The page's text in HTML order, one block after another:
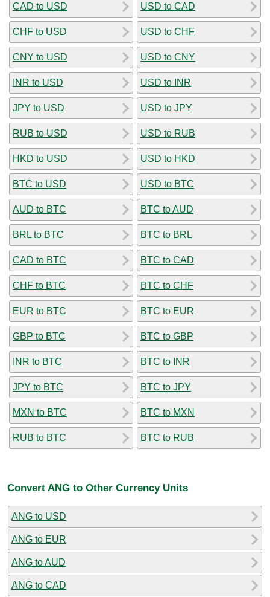
CAD to USD
CHF to USD
CNY to USD
INR to USD
JPY to USD
RUB to USD
HKD to USD
BTC to USD
AUD to BTC
BRL to BTC
CAD to BTC
CHF to BTC
EUR to BTC
GBP to BTC
INR to BTC
JPY to BTC
MXN to BTC
RUB to BTC
USD to CAD
USD to CHF
USD to CNY
USD to INR
USD to JPY
USD to RUB
USD to HKD
USD to BTC
BTC to AUD
BTC to BRL
BTC to CAD
BTC to CHF
BTC to EUR
BTC to GBP
BTC to INR
BTC to JPY
BTC to MXN
BTC to RUB
Convert ANG to Other Currency Units
ANG to USD
ANG to EUR
ANG to AUD
ANG to CAD